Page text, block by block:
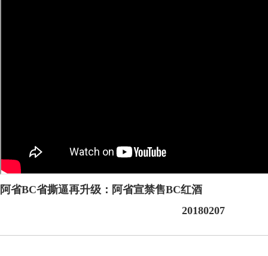
阿省BC省撕逼再升级：阿省宣禁售BC红酒
20180207